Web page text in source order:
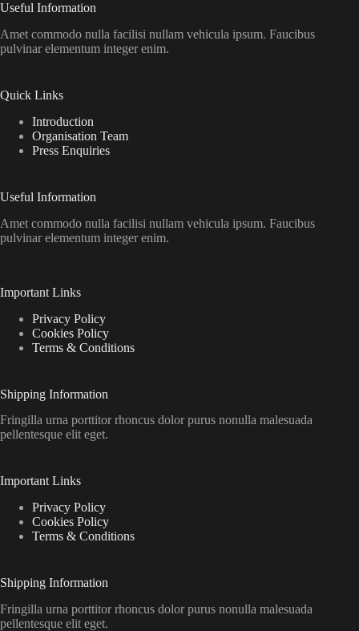
Useful Information
Amet commodo nulla facilisi nullam vehicula ipsum. Faucibus
pulvinar elementum integer enim.
Quick Links
Introduction
Organisation Team
Press Enquiries
Useful Information
Amet commodo nulla facilisi nullam vehicula ipsum. Faucibus
pulvinar elementum integer enim.
Important Links
Privacy Policy
Cookies Policy
Terms & Conditions
Shipping Information
Fringilla urna porttitor rhoncus dolor purus nonulla malesuada
pellentesque elit eget.
Important Links
Privacy Policy
Cookies Policy
Terms & Conditions
Shipping Information
Fringilla urna porttitor rhoncus dolor purus nonulla malesuada
pellentesque elit eget.